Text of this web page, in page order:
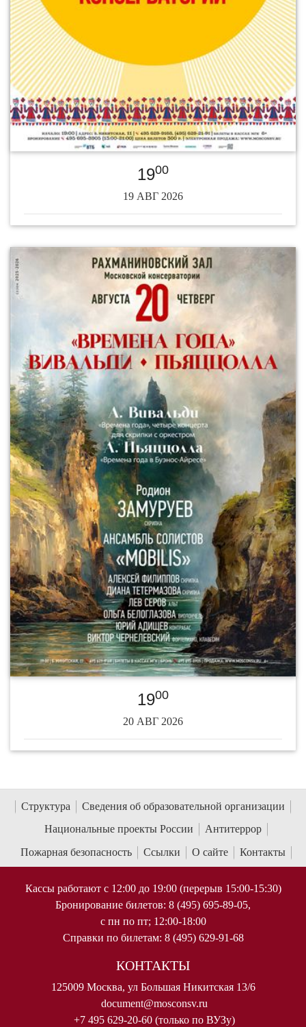
1900
19 АВГ 2026
1900
20 АВГ 2026
Структура
Сведения об образовательной организации
Национальные проекты России
Антитеррор
Пожарная безопасность
Ссылки О сайте Контакты
Кассы работают с 12:00 до 19:00 (перерыв 15:00-15:30)
Бронирование билетов: 8 (495) 695-89-05,
с пн по пт; 12:00-18:00
Справки по билетам: 8 (495) 629-91-68
КОНТАКТЫ
125009 Москва, ул Большая Никитская 13/6
document@mosconsv.ru
+7 495 629-20-60 (только по ВУЗу)